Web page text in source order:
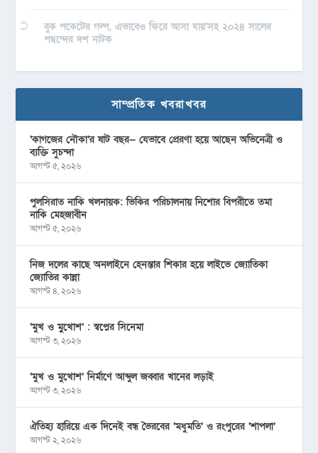
বুক পকেটের গল্প, এভাবেও ফিরে আসা যায়’সহ ২০২৪ সালের
পছন্দের দশ নাটক
সাম্প্রতিক খবরাখবর
‘কাগজের নৌকা’র ষাট বছর— যেভাবে প্রেরণা হয়ে আছেন অভিনেত্রী ও
ব্যক্তি সুচন্দা
আগস্ট ৫, ২০২৬
পুলসিরাত নাকি খলনায়ক: ভিকির পরিচালনায় নিশোর বিপরীতে তমা
নাকি মেহজাবীন
আগস্ট ৫, ২০২৬
নিজ দলের কাছে অনলাইনে হেনস্তার শিকার হয়ে লাইভে জ্যোতিকা
জ্যোতির কান্না
আগস্ট ৪, ২০২৬
‘মুখ ও মু্খোশ’ : স্বপ্নের সিনেমা
আগস্ট ৩, ২০২৬
‘মুখ ও মুখোশ’ নির্মাণে আব্দুল জব্বার খানের লড়াই
আগস্ট ৩, ২০২৬
ঐতিহ্য হারিয়ে এক দিনেই বন্ধ ভৈরবের ‘মধুমতি’ ও রংপুরের ‘শাপলা’
আগস্ট ২, ২০২৬